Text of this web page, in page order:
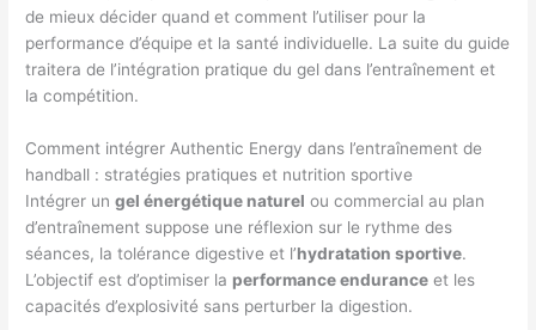
de mieux décider quand et comment l’utiliser pour la
performance d’équipe et la santé individuelle. La suite du guide
traitera de l’intégration pratique du gel dans l’entraînement et
la compétition.
Comment intégrer Authentic Energy dans l’entraînement de
handball : stratégies pratiques et nutrition sportive
Intégrer ungel énergétique naturel ou commercial au plan
d’entraînement suppose une réflexion sur le rythme des
séances, la tolérance digestive et l’hydratation sportive.
L’objectif est d’optimiser la performance endurance et les
capacités d’explosivité sans perturber la digestion.